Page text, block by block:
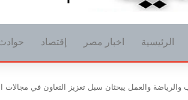
الرئيسية اخبار مصر إقتصاد
والرياضة والعمل يبحثان سبل تعزيز التعاون في